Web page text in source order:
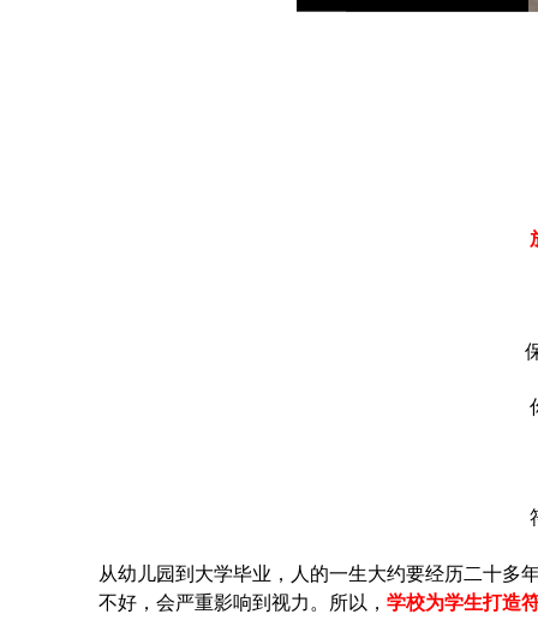
从幼儿园到大学毕业，人的一生大约要经历二十多
不好，会严重影响到视力。所以， 学校为学生打造